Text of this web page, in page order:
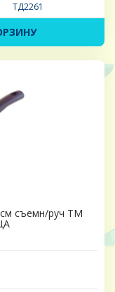
ТД2261
съемн/руч ТМ